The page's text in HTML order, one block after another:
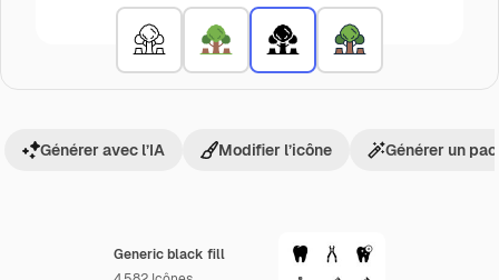
Generic black fill
Générer avec l’IA Modifier l’icône Générer un